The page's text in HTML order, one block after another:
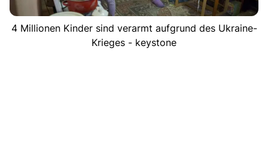
4 Millionen Kinder sind verarmt aufgrund des Ukraine-
Krieges - keystone